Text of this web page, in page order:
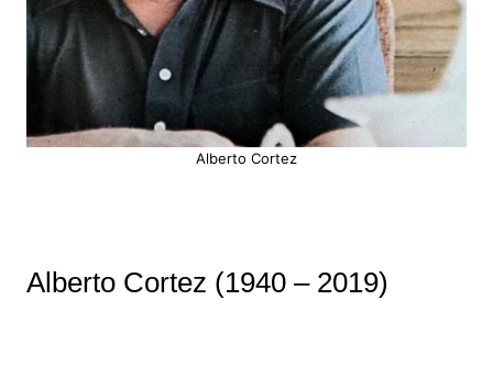
Alberto Cortez
Alberto Cortez (1940 – 2019)